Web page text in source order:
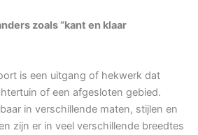
zoals “kant en klaar
is een uitgang of hekwerk dat
of een afgesloten gebied.
in verschillende maten, stijlen en
zijn er in veel verschillende breedtes